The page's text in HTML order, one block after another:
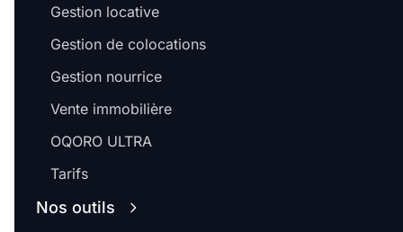
Gestion locative
Gestion de colocations
Gestion nourrice
Vente immobilière
OQORO ULTRA
Tarifs
Nos outils